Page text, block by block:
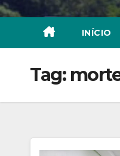
INÍCIO
Tag: